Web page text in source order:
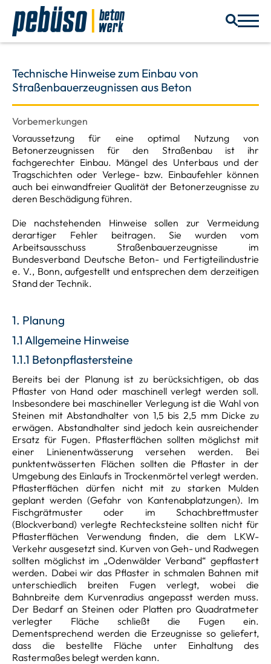
Technische Hinweise zum Einbau von
Straßenbauerzeugnissen aus Beton
Vorbemerkungen
Voraussetzung für eine optimal Nutzung von
Betonerzeugnissen für den Straßenbau ist ihr
fachgerechter Einbau. Mängel des Unterbaus und der
Tragschichten oder Verlege- bzw. Einbaufehler können
auch bei einwandfreier Qualität der Betonerzeugnisse zu
deren Beschädigung führen.
Die nachstehenden Hinweise sollen zur Vermeidung
derartiger Fehler beitragen. Sie wurden vom
Arbeitsausschuss Straßenbauerzeugnisse im
Bundesverband Deutsche Beton- und Fertigteilindustrie
e. V., Bonn, aufgestellt und entsprechen dem derzeitigen
Stand der Technik.
1. Planung
1.1 Allgemeine Hinweise
1.1.1 Betonpflastersteine
Bereits bei der Planung ist zu berücksichtigen, ob das
Pflaster von Hand oder maschinell verlegt werden soll.
Insbesondere bei maschineller Verlegung ist die Wahl von
Steinen mit Abstandhalter von 1,5 bis 2,5 mm Dicke zu
erwägen. Abstandhalter sind jedoch kein ausreichender
Ersatz für Fugen. Pflasterflächen sollten möglichst mit
einer Linienentwässerung versehen werden. Bei
punktentwässerten Flächen sollten die Pflaster in der
Umgebung des Einlaufs in Trockenmörtel verlegt werden.
Pflasterflächen dürfen nicht mit zu starken Mulden
geplant werden (Gefahr von Kantenabplatzungen). Im
Fischgrätmuster oder im Schachbrettmuster
(Blockverband) verlegte Rechtecksteine sollten nicht für
Pflasterflächen Verwendung finden, die dem LKW-
Verkehr ausgesetzt sind. Kurven von Geh- und Radwegen
sollten möglichst im „Odenwälder Verband“ gepflastert
werden. Dabei wir das Pflaster in schmalen Bahnen mit
unterschiedlich breiten Fugen verlegt, wobei die
Bahnbreite dem Kurvenradius angepasst werden muss.
Der Bedarf an Steinen oder Platten pro Quadratmeter
verlegter Fläche schließt die Fugen ein.
Dementsprechend werden die Erzeugnisse so geliefert,
dass die bestellte Fläche unter Einhaltung des
Rastermaßes belegt werden kann.